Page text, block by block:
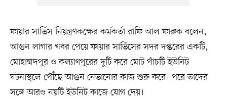
ফায়ার সার্ভিস নিয়ন্ত্রণকক্ষের কর্মকর্তা রাফি আল ফারুক বলেন,
আগুন লাগার খবর পেয়ে ফায়ার সার্ভিসের সদর দপ্তরের একটি,
মোহাম্মদপুর ও কল্যাণপুরের দুটি করে মোট পাঁচটি ইউনিট
ঘটনাস্থলে পৌঁছে আগুন নেভানোর কাজ শুরু করে। পরে তাদের
সঙ্গে আরও নয়টি ইউনিট কাজে যোগ দেয়।